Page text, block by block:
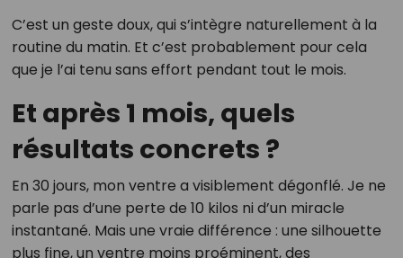
C’est un geste doux, qui s’intègre naturellement à la
routine du matin. Et c’est probablement pour cela
que je l’ai tenu sans effort pendant tout le mois.
Et après 1 mois, quels
résultats concrets ?
En 30 jours, mon ventre a visiblement dégonflé. Je ne
parle pas d’une perte de 10 kilos ni d’un miracle
instantané. Mais une vraie différence : une silhouette
plus fine, un ventre moins proéminent, des